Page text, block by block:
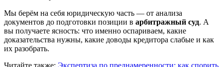
Мы берём на себя юридическую часть — от анализа
документов до подготовки позиции в арбитражный суд. А
вы получаете ясность: что именно оспариваем, какие
доказательства нужны, какие доводы кредитора слабые и как
их разобрать.
Читайте также: Экспертиза по преднамеренности: как спорить